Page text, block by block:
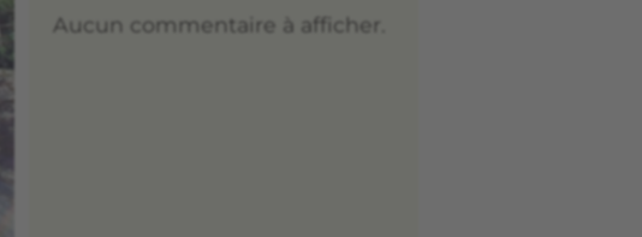
Aucun commentaire à afficher.